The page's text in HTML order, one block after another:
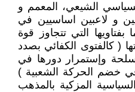
الشیعي، المعمم و
و لاعبین اساسیین في
التي تتجاوز قوة
( کالفتوی الکفائي بصدد
وإستمرار دورها في
في خضم الحرکة الشعبیة )
المزکیة بالمذهب